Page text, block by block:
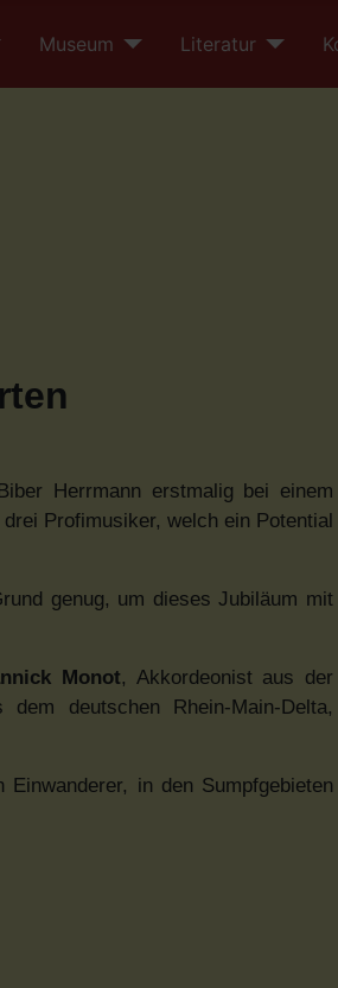
Museum Literatur
Herrmann erstmalig bei einem
Profimusiker, welch ein Potential
genug, um dieses Jubiläum mit
Monot, Akkordeonist aus der
deutschen Rhein-Main-Delta,
in den Sumpfgebieten